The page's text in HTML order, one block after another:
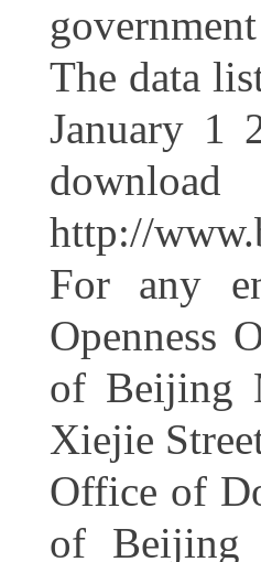
The data
January 1
http://
For any
Openness
of Beijing
Xiejie
Office of
of Beijing